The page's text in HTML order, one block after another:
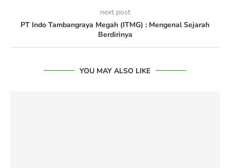
next post
PT Indo Tambangraya Megah (ITMG) : Mengenal Sejarah
Berdirinya
YOU MAY ALSO LIKE